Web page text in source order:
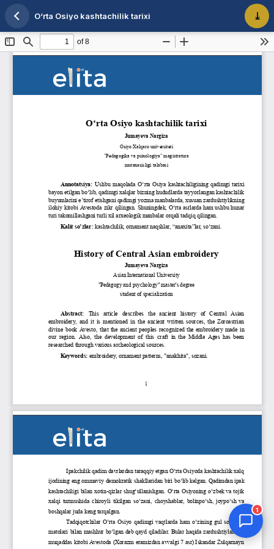
Maqola tafsilotlariga qaytish
O‘rta Osiyo kashtachilik tarixi
1
Jurnal Yordamchisi
Onlayn